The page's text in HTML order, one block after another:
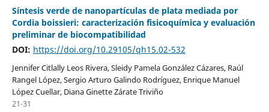
Síntesis verde de nanopartículas de plata mediada por
Cordia boissieri: caracterización fisicoquímica y evaluación
preliminar de biocompatibilidad
DOI: https://doi.org/10.29105/qh15.02-532
Jennifer Citlally Leos Rivera, Sleidy Pamela González Cázares, Raúl
Rangel López, Sergio Arturo Galindo Rodríguez, Enrique Manuel
López Cuellar, Diana Ginette Zárate Triviño
21-31